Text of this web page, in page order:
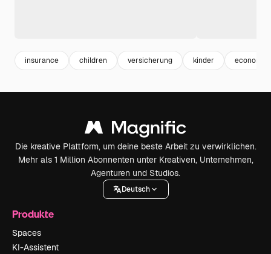
insurance children versicherung kinder economy
Die kreative Plattform, um deine beste Arbeit zu verwirklichen.
Mehr als 1 Million Abonnenten unter Kreativen, Unternehmen,
Agenturen und Studios.
Deutsch
Produkte
Spaces
KI-Assistent